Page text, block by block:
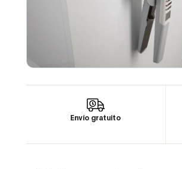
Envío gratuito